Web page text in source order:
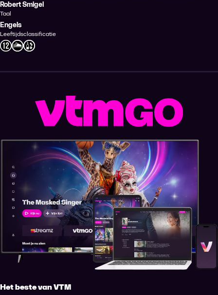
Robert Smigel
Taal
Engels
Leeftijdsclassificatie
Het beste van VTM